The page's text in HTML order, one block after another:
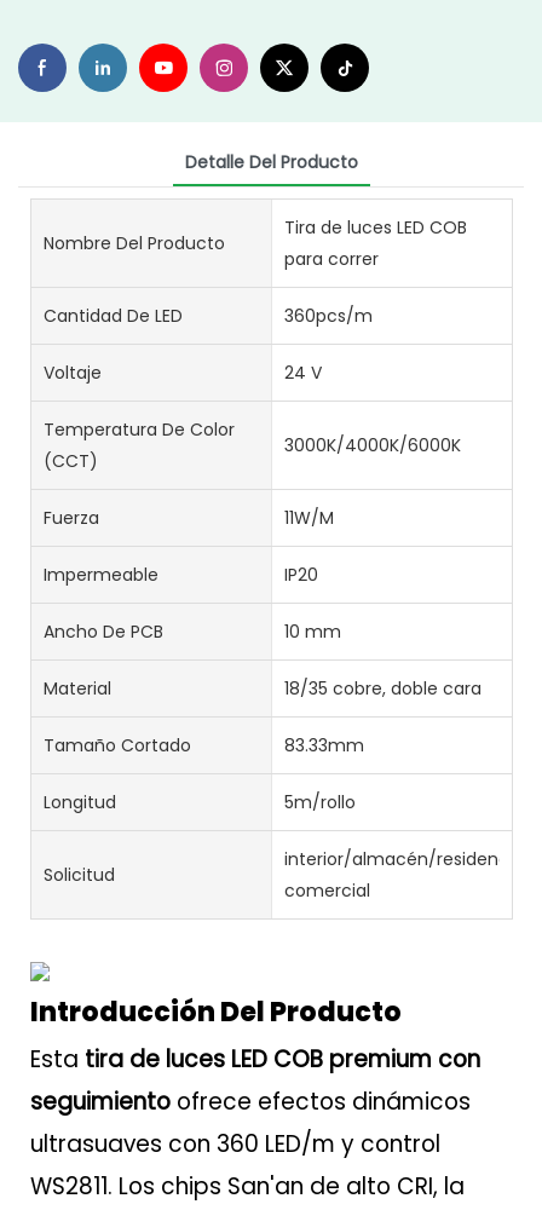
Detalle Del Producto
Nombre Del Producto
Tira de luces LED COB
para correr
Cantidad De LED 360pcs/m
Voltaje 24 V
Temperatura De Color
(CCT)
3000K/4000K/6000K
Fuerza 11W/M
Impermeable IP20
Ancho De PCB 10 mm
Material 18/35 cobre, doble cara
Tamaño Cortado 83.33mm
Longitud 5m/rollo
Solicitud
interior/almacén/
comercial
Introducción Del Producto
Esta tira de luces LED COB premium con
seguimiento ofrece efectos dinámicos
ultrasuaves con 360 LED/m y control
WS2811. Los chips San'an de alto CRI, la